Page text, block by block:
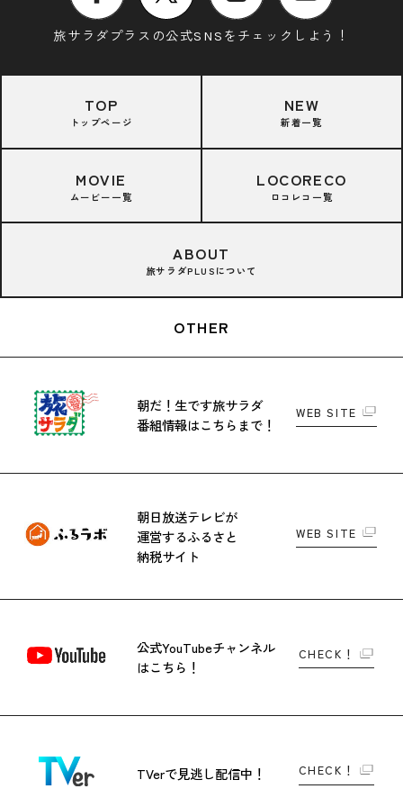
旅サラダプラスの公式SNSをチェックしよう！
TOP
トップページ
NEW
新着一覧
MOVIE
ムービー一覧
LOCORECO
ロコレコ一覧
ABOUT
旅サラダPLUSについて
OTHER
朝だ！生です旅サラダ
番組情報はこちらまで！
WEB SITE
朝日放送テレビが
運営するふるさと
納税サイト
WEB SITE
公式YouTubeチャンネル
はこちら！
CHECK！
TVerで見逃し配信中！ CHECK！